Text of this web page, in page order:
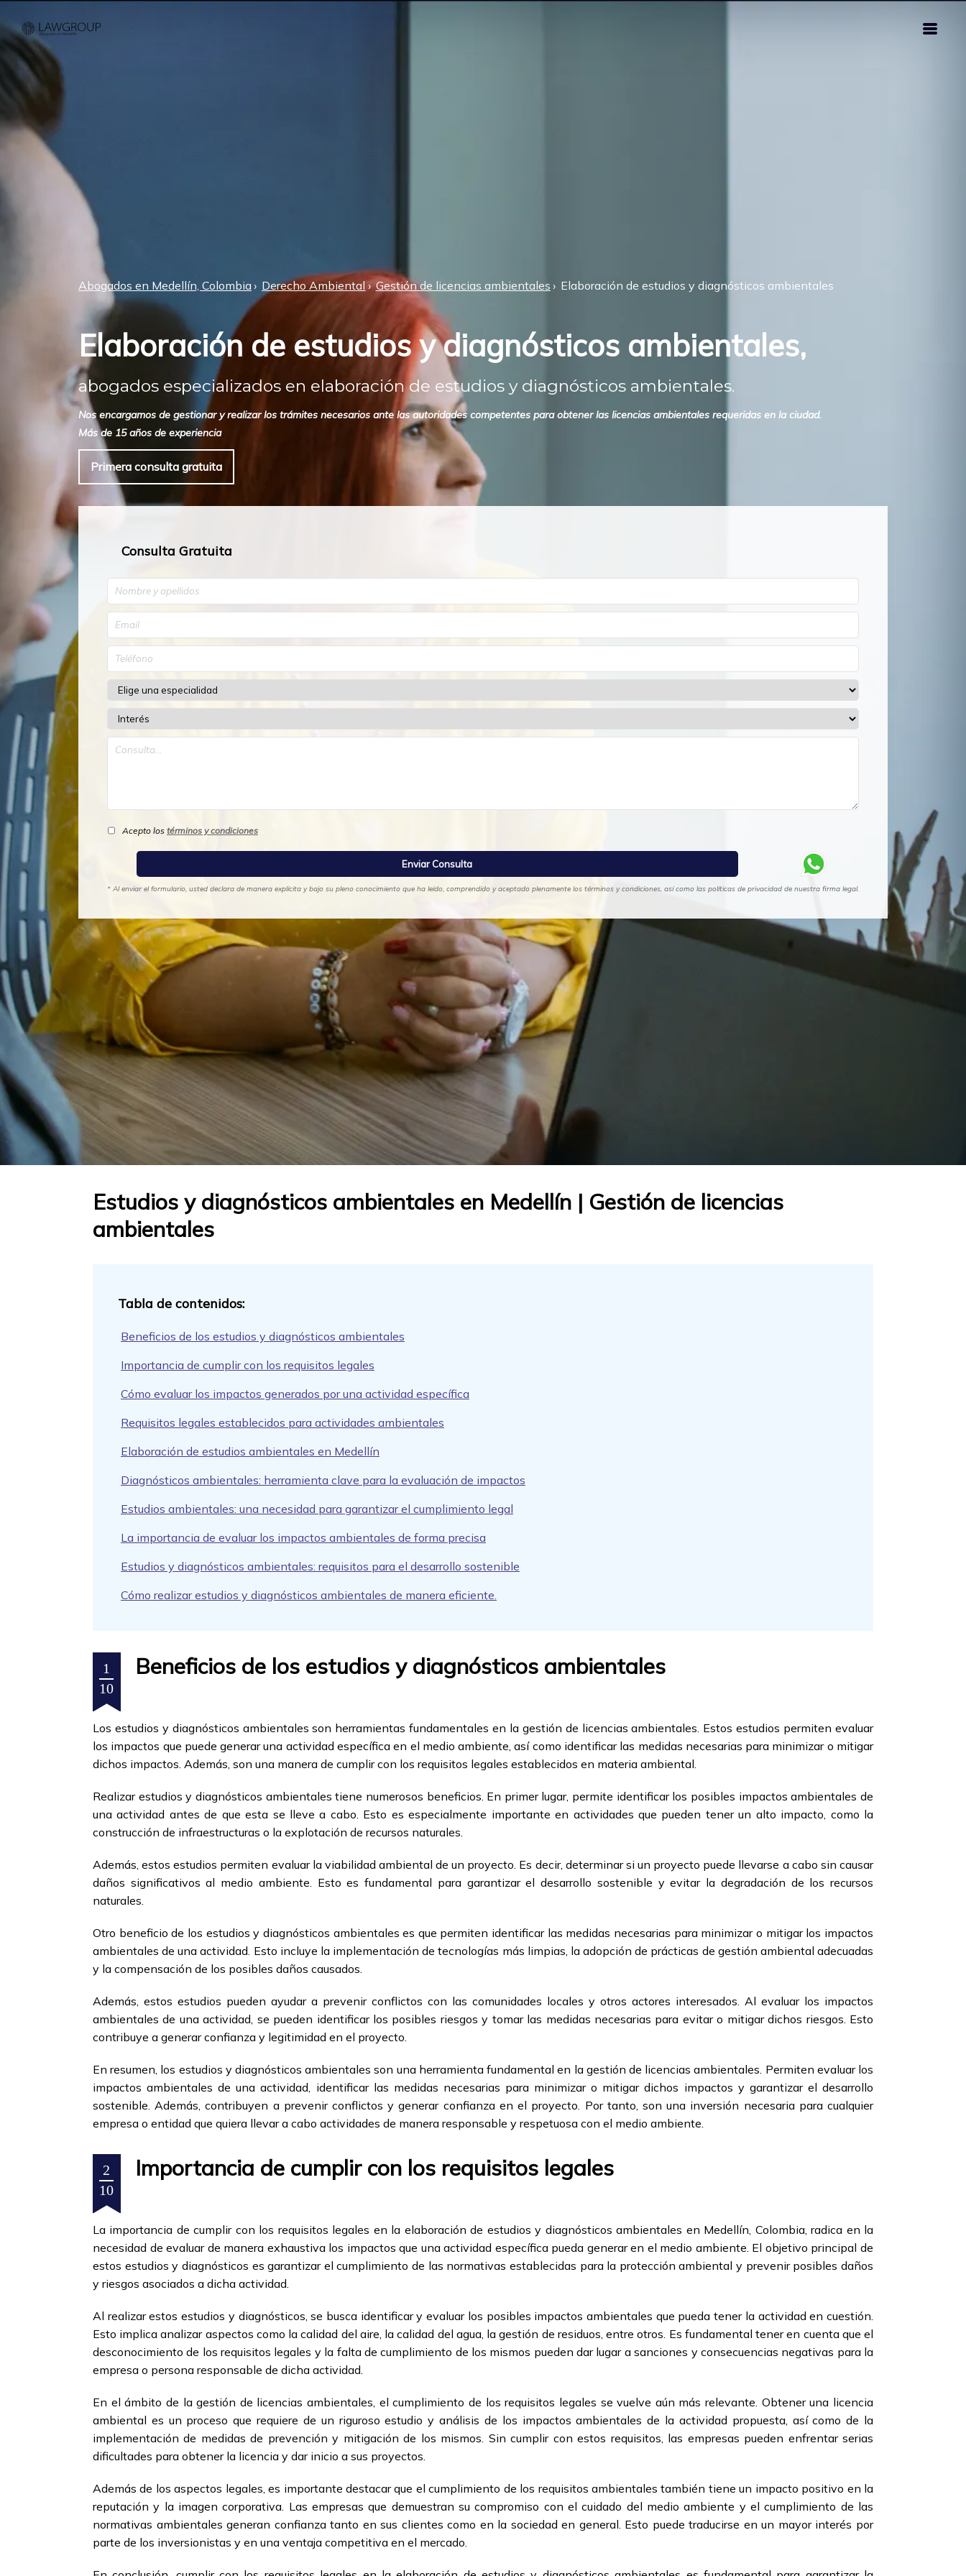
Abogados en Medellín, Colombia Derecho Ambiental Gestión de licencias ambientales Elaboración de estudios y diagnósticos ambientales
Elaboración de estudios y diagnósticos ambientales,
abogados especializados en elaboración de estudios y diagnósticos ambientales.
Nos encargamos de gestionar y realizar los trámites necesarios ante las autoridades competentes para obtener las licencias ambientales requeridas en la ciudad.
Más de 15 años de experiencia
Primera consulta gratuita
Consulta Gratuita
Acepto los términos y condiciones
* Al enviar el formulario, usted declara de manera explícita y bajo su pleno conocimiento que ha leído, comprendido y aceptado plenamente los términos y condiciones, así como las políticas de privacidad de nuestra firma legal.
Estudios y diagnósticos ambientales en Medellín | Gestión de licencias
ambientales
Beneficios de los estudios y diagnósticos ambientales
Importancia de cumplir con los requisitos legales
Cómo evaluar los impactos generados por una actividad específica
Requisitos legales establecidos para actividades ambientales
Elaboración de estudios ambientales en Medellín
Diagnósticos ambientales: herramienta clave para la evaluación de impactos
Estudios ambientales: una necesidad para garantizar el cumplimiento legal
La importancia de evaluar los impactos ambientales de forma precisa
Estudios y diagnósticos ambientales: requisitos para el desarrollo sostenible
Cómo realizar estudios y diagnósticos ambientales de manera eficiente.
1
10
Beneficios de los estudios y diagnósticos ambientales
Los estudios y diagnósticos ambientales son herramientas fundamentales en la gestión de licencias ambientales. Estos estudios permiten evaluar
los impactos que puede generar una actividad específica en el medio ambiente, así como identificar las medidas necesarias para minimizar o mitigar
dichos impactos. Además, son una manera de cumplir con los requisitos legales establecidos en materia ambiental.
Realizar estudios y diagnósticos ambientales tiene numerosos beneficios. En primer lugar, permite identificar los posibles impactos ambientales de
una actividad antes de que esta se lleve a cabo. Esto es especialmente importante en actividades que pueden tener un alto impacto, como la
construcción de infraestructuras o la explotación de recursos naturales.
Además, estos estudios permiten evaluar la viabilidad ambiental de un proyecto. Es decir, determinar si un proyecto puede llevarse a cabo sin causar
daños significativos al medio ambiente. Esto es fundamental para garantizar el desarrollo sostenible y evitar la degradación de los recursos
naturales.
Otro beneficio de los estudios y diagnósticos ambientales es que permiten identificar las medidas necesarias para minimizar o mitigar los impactos
ambientales de una actividad. Esto incluye la implementación de tecnologías más limpias, la adopción de prácticas de gestión ambiental adecuadas
y la compensación de los posibles daños causados.
Además, estos estudios pueden ayudar a prevenir conflictos con las comunidades locales y otros actores interesados. Al evaluar los impactos
ambientales de una actividad, se pueden identificar los posibles riesgos y tomar las medidas necesarias para evitar o mitigar dichos riesgos. Esto
contribuye a generar confianza y legitimidad en el proyecto.
En resumen, los estudios y diagnósticos ambientales son una herramienta fundamental en la gestión de licencias ambientales. Permiten evaluar los
impactos ambientales de una actividad, identificar las medidas necesarias para minimizar o mitigar dichos impactos y garantizar el desarrollo
sostenible. Además, contribuyen a prevenir conflictos y generar confianza en el proyecto. Por tanto, son una inversión necesaria para cualquier
empresa o entidad que quiera llevar a cabo actividades de manera responsable y respetuosa con el medio ambiente.
2
10
Importancia de cumplir con los requisitos legales
La importancia de cumplir con los requisitos legales en la elaboración de estudios y diagnósticos ambientales en Medellín, Colombia, radica en la
necesidad de evaluar de manera exhaustiva los impactos que una actividad específica pueda generar en el medio ambiente. El objetivo principal de
estos estudios y diagnósticos es garantizar el cumplimiento de las normativas establecidas para la protección ambiental y prevenir posibles daños
y riesgos asociados a dicha actividad.
Al realizar estos estudios y diagnósticos, se busca identificar y evaluar los posibles impactos ambientales que pueda tener la actividad en cuestión.
Esto implica analizar aspectos como la calidad del aire, la calidad del agua, la gestión de residuos, entre otros. Es fundamental tener en cuenta que el
desconocimiento de los requisitos legales y la falta de cumplimiento de los mismos pueden dar lugar a sanciones y consecuencias negativas para la
empresa o persona responsable de dicha actividad.
En el ámbito de la gestión de licencias ambientales, el cumplimiento de los requisitos legales se vuelve aún más relevante. Obtener una licencia
ambiental es un proceso que requiere de un riguroso estudio y análisis de los impactos ambientales de la actividad propuesta, así como de la
implementación de medidas de prevención y mitigación de los mismos. Sin cumplir con estos requisitos, las empresas pueden enfrentar serias
dificultades para obtener la licencia y dar inicio a sus proyectos.
Además de los aspectos legales, es importante destacar que el cumplimiento de los requisitos ambientales también tiene un impacto positivo en la
reputación y la imagen corporativa. Las empresas que demuestran su compromiso con el cuidado del medio ambiente y el cumplimiento de las
normativas ambientales generan confianza tanto en sus clientes como en la sociedad en general. Esto puede traducirse en un mayor interés por
parte de los inversionistas y en una ventaja competitiva en el mercado.